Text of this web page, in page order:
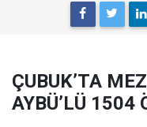
ÇUBUK’TA
AYBÜ’LÜ 1504